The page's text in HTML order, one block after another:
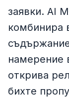
заявки. AI
комбинира
намерение
открива
бихте